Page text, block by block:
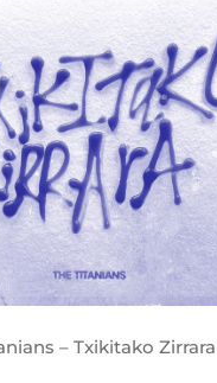
– Txikitako Zirrara